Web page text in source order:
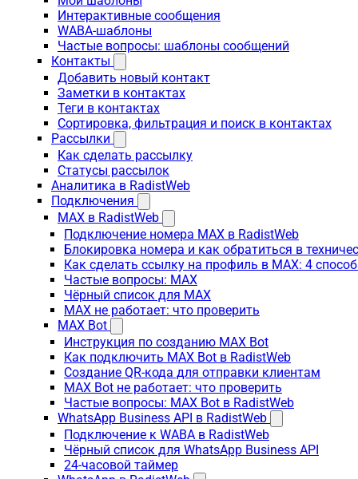
Интерактивные сообщения
WABA-шаблоны
Частые вопросы: шаблоны сообщений
Контакты
Добавить новый контакт
Заметки в контактах
Теги в контактах
Сортировка, фильтрация и поиск в контактах
Рассылки
Как сделать рассылку
Статусы рассылок
Аналитика в RadistWeb
Подключения
MAX в RadistWeb
Подключение номера MAX в RadistWeb
Блокировка номера и как обратиться в
Как сделать ссылку на профиль в MAX: 4
Частые вопросы: MAX
Чёрный список для MAX
MAX не работает: что проверить
MAX Bot
Инструкция по созданию MAX Bot
Как подключить MAX Bot в RadistWeb
Создание QR-кода для отправки клиентам
MAX Bot не работает: что проверить
Частые вопросы: MAX Bot в RadistWeb
WhatsApp Business API в RadistWeb
Подключение к WABA в RadistWeb
Чёрный список для WhatsApp Business API
24-часовой таймер